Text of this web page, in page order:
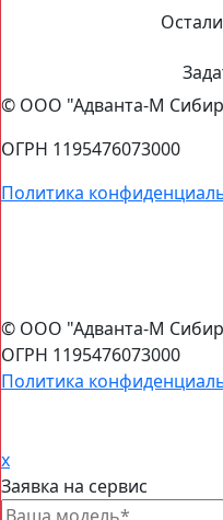
© ООО "Адванта-М
ОГРН 1195476073000
Политика
© ООО "Адванта-М
ОГРН 1195476073000
Политика
x
Заявка на сервис